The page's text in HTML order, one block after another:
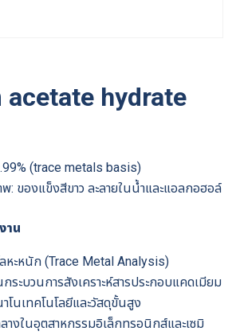
acetate hydrate
(trace metals basis)
: ของแข็งสีขาว ละลายในน้ำและแอลกอฮอล์
าน
ลหะหนัก (Trace Metal Analysis)
ระบวนการสังเคราะห์สารประกอบแคดเมียม
โนเทคโนโลยีและวัสดุขั้นสูง
างในอุตสาหกรรมอิเล็กทรอนิกส์และเซมิ